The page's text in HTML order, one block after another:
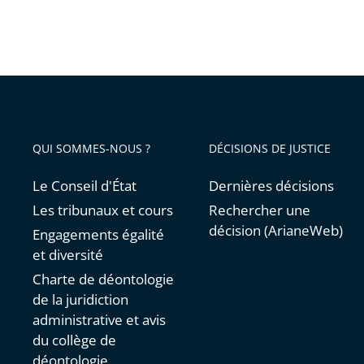
QUI SOMMES-NOUS ?
Le Conseil d'État
Les tribunaux et cours
Engagements égalité
et diversité
Charte de déontologie
de la juridiction
administrative et avis
du collège de
DÉCISIONS DE JUSTICE
Dernières décisions
Rechercher une
décision (ArianeWeb)